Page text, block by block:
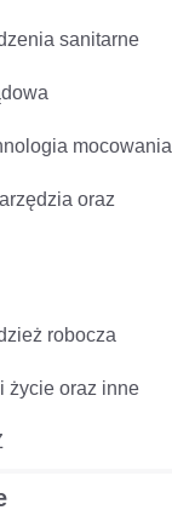
sanitarne
mocowania
oraz
robocza
życie oraz inne